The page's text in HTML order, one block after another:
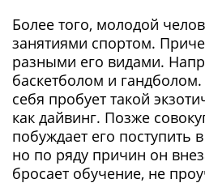
Более того, молодой
занятиями спортом.
разными его видами.
баскетболом и
себя пробует такой
как дайвинг. Позже
побуждает его поступить
но по ряду причин он
бросает обучение, не